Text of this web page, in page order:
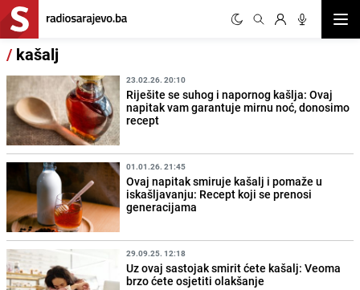
/ kašalj
23.02.26. 20:10
Riješite se suhog i napornog kašlja: Ovaj
napitak vam garantuje mirnu noć, donosimo
recept
01.01.26. 21:45
Ovaj napitak smiruje kašalj i pomaže u
iskašljavanju: Recept koji se prenosi
generacijama
29.09.25. 12:18
Uz ovaj sastojak smirit ćete kašalj: Veoma
brzo ćete osjetiti olakšanje